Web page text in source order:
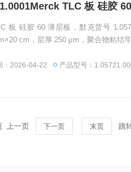
TLC 板 硅胶
板 硅胶 60 薄层板，默克货号
cm，层厚 250 μm，聚合物粘结
品，提供产品选型、方法开发及售后
：2026-04-22 产品型号：
上一页 下一页 末页 跳